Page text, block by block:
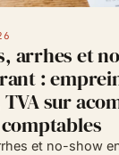
arrhes et
:
sur
et no-show